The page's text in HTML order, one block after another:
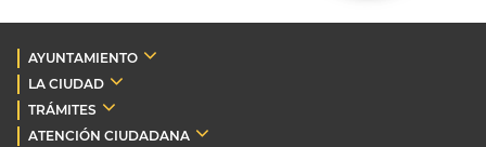
AYUNTAMIENTO
LA CIUDAD
TRÁMITES
ATENCIÓN CIUDADANA